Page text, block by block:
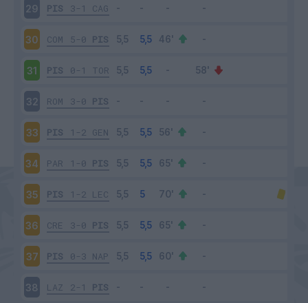
29 PIS 3-1 CAG
30 COM 5-0 PIS
31 PIS 0-1 TOR
32 ROM 3-0 PIS
33 PIS 1-2 GEN
34 PAR 1-0 PIS
35 PIS 1-2 LEC
36 CRE 3-0 PIS
37 PIS 0-3 NAP
38 LAZ 2-1 PIS